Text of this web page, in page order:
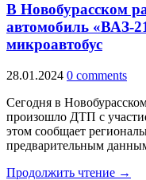
В Новобурасском
автомобиль «ВАЗ-
микроавтобус
28.01.2024 0 comments
Сегодня в
произошло ДТП с
этом сообщает
предварительным
Продолжить чтение →